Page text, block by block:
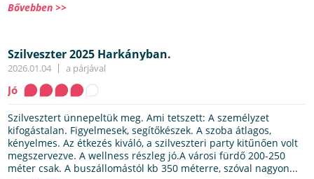
Bővebben >>
Szilveszter 2025 Harkányban.
2026.01.04 a párjával
Jó
Szilvesztert ünnepeltük meg. Ami tetszett: A személyzet
kifogástalan. Figyelmesek, segítőkészek. A szoba átlagos,
kényelmes. Az étkezés kiváló, a szilveszteri party kitűnően volt
megszervezve. A wellness részleg jó.A városi fürdő 200-250
méter csak. A buszállomástól kb 350 méterre, szóval nagyon...